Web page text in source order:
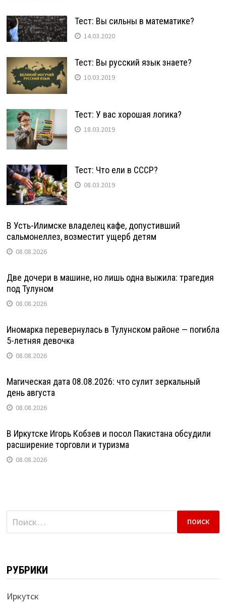
Тест: Вы сильны в математике?
14.03.2020
Тест: Вы русский язык знаете?
10.03.2019
Тест: У вас хорошая логика?
18.03.2019
Тест: Что ели в СССР?
08.03.2019
В Усть-Илимске владелец кафе, допустивший
сальмонеллез, возместит ущерб детям
08.08.2026
Две дочери в машине, но лишь одна выжила: трагедия
под Тулуном
08.08.2026
Иномарка перевернулась в Тулунском районе — погибла
5-летняя девочка
08.08.2026
Магическая дата 08.08.2026: что сулит зеркальный
день августа
08.08.2026
В Иркутске Игорь Кобзев и посол Пакистана обсудили
расширение торговли и туризма
08.08.2026
Найти:
РУБРИКИ
Иркутск